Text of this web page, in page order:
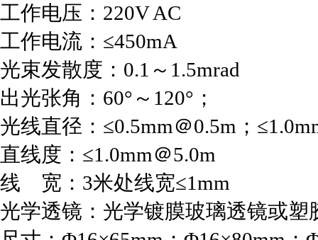
工作电压：220V AC
工作电流：≤450mA
光束发散度：0.1～1.5mrad
出光张角：60°～120°；
光线直径：≤0.5mm＠0.5m；
直线度：≤1.0mm＠5.0m
线 宽：3米处线宽≤1mm
光学透镜：光学镀膜玻璃透镜或